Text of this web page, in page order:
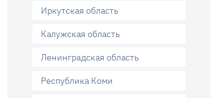
Иркутская область
Калужская область
Ленинградская область
Республика Коми